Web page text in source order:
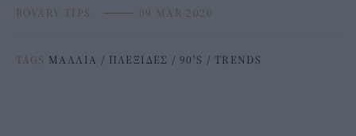
BOVARY TIPS ⸻ 09 MAR 2020
TAGS ΜΑΛΛΙΑ / ΠΛΕΞΙΔΕΣ / 90'S / TRENDS